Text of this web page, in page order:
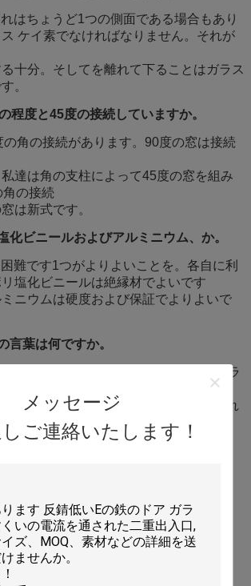
メッセージ
ご連絡いたします！
はちょうど1つの側面である場合もあり
ケイ素でなければなりません。それが
十分。そしてを離れて下ることはガラス
。
程度と45度の接続していますか。
角の接続があります。90度の窓は接続
達は角の支柱によって45度の窓を組み
角の接続
窓は新式です。
化ビニールおよびアルミニウム、か。
難です1つがよりよいことを。各自に利
塩化ビニールは絶縁材でよいです
ニウムは硬度および保証でよりよいで
言葉は何ですか。
の言葉はT/Tです:30%の沈殿物は、バラ
済、です
ますまたは西連合、私達はまた受け入れ